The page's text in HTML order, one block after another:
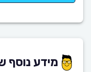
מידע נוסף